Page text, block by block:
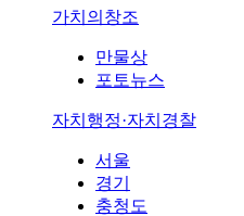
가치의창조
만물상
포토뉴스
자치행정·자치경찰
서울
경기
충청도